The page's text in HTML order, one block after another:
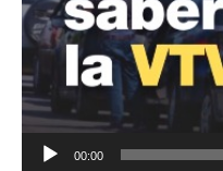
00:00